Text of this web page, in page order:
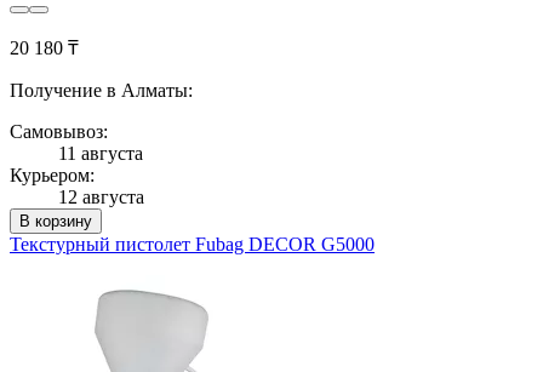
20 180 ₸
Получение в Алматы:
Самовывоз:
11 августа
Курьером:
12 августа
В корзину
Текстурный пистолет Fubag DECOR G5000